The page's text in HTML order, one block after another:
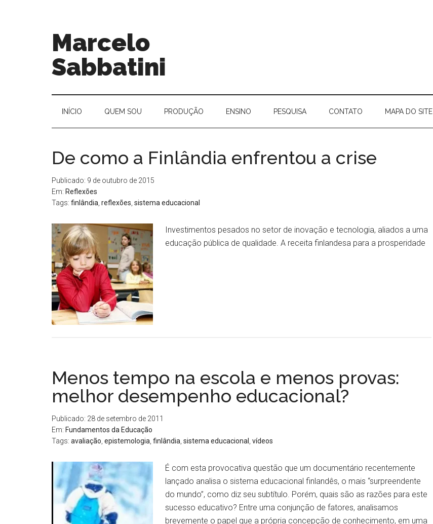
Marcelo
Sabbatini
INÍ­CIO QUEM SOU PRODUÇÃO ENSINO PESQUISA CONTATO MAPA DO SITE
De como a Finlândia enfrentou a crise
Publicado: 9 de outubro de 2015
Em: Reflexões
Tags: finlândia reflexões sistema educacional
Investimentos pesados no setor de inovação e tecnologia, aliados a uma
educação pública de qualidade. A receita finlandesa para a prosperidade
Menos tempo na escola e menos provas:
melhor desempenho educacional?
Publicado: 28 de setembro de 2011
Em: Fundamentos da Educação
Tags: avaliação epistemologia finlândia sistema educacional vídeos
É com esta provocativa questão que um documentário recentemente
lançado analisa o sistema educacional finlandês, o mais “surpreendente
do mundo”, como diz seu subtítulo. Porém, quais são as razões para este
sucesso educativo? Entre uma conjunção de fatores, analisamos
brevemente o papel que a própria concepção de conhecimento, em uma